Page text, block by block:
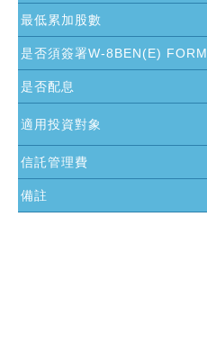
最低累加股數
是否須簽署W-8BEN(E) FORM
是否配息
適用投資對象
信託管理費
備註